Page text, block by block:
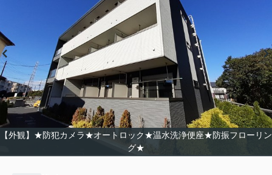
【外観】★防犯カメラ★オートロック★温水洗浄便座★防振フローリン
グ★